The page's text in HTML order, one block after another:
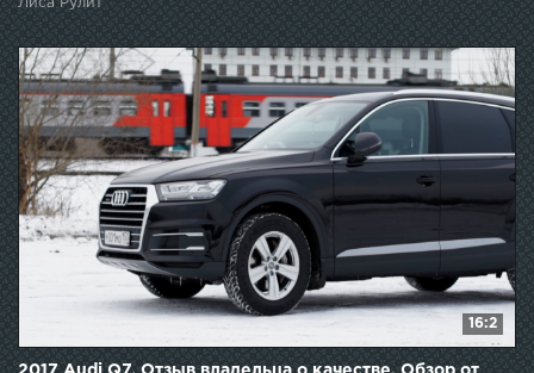
Лиса Рулит
16:2
2017 Audi Q7. Отзыв владельца о качестве. Обзор от